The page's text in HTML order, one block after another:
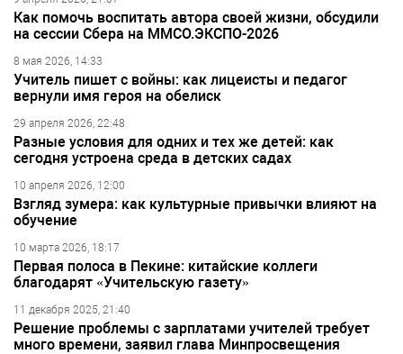
Как помочь воспитать автора своей жизни, обсудили
на сессии Сбера на ММСО.ЭКСПО-2026
8 мая 2026, 14:33
Учитель пишет с войны: как лицеисты и педагог
вернули имя героя на обелиск
29 апреля 2026, 22:48
Разные условия для одних и тех же детей: как
сегодня устроена среда в детских садах
10 апреля 2026, 12:00
Взгляд зумера: как культурные привычки влияют на
обучение
10 марта 2026, 18:17
Первая полоса в Пекине: китайские коллеги
благодарят «Учительскую газету»
11 декабря 2025, 21:40
Решение проблемы с зарплатами учителей требует
много времени, заявил глава Минпросвещения